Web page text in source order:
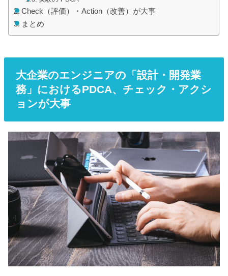
Check（評価）・Action（改善）が大事
まとめ
大企業のエンジニアの「設計・開発業
務」におけるPDCA、チェック・アクシ
ョンが大事